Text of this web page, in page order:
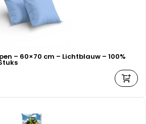
– 60×70 cm – Lichtblauw – 100%